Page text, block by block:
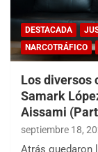
DESTACADA
NARCOTRÁFICO
Los diversos
Samark
Aissami
septiembre 18,
Atrás quedaron